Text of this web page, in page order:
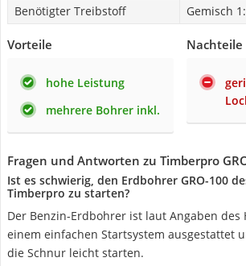
Benötigter Treibstoff
Gemisch
Vorteile
hohe Leistung
mehrere Bohrer inkl.
Nachteile
Fragen und Antworten zu Timberpro
Ist es schwierig, den Erdbohrer GRO-100
Timberpro zu starten?
Der Benzin-Erdbohrer ist laut Angaben des
einem einfachen Startsystem ausgestattet
die Schnur leicht starten.